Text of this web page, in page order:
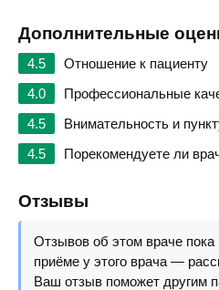
Дополнительные
4.5
Отношение к пациенту
4.0
Профессиональные
4.5
Внимательность и
4.5
Порекомендуете ли
Отзывы
Отзывов об этом враче
приёме у этого врача —
Ваш отзыв поможет другим